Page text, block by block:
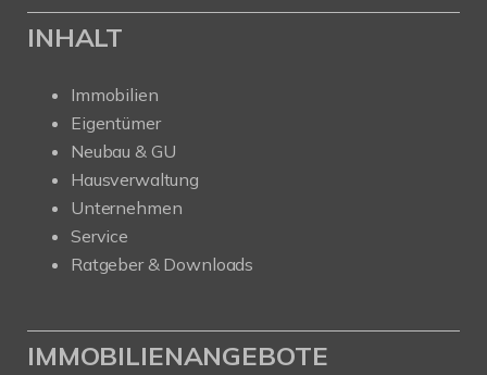
INHALT
Immobilien
Eigentümer
Neubau & GU
Hausverwaltung
Unternehmen
Service
Ratgeber & Downloads
IMMOBILIENANGEBOTE